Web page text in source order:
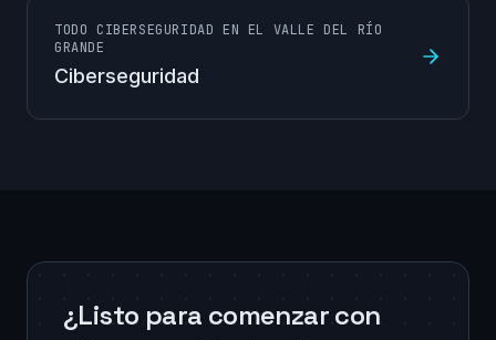
TODO CIBERSEGURIDAD EN EL VALLE DEL RÍO
GRANDE
Ciberseguridad
¿Listo para comenzar con